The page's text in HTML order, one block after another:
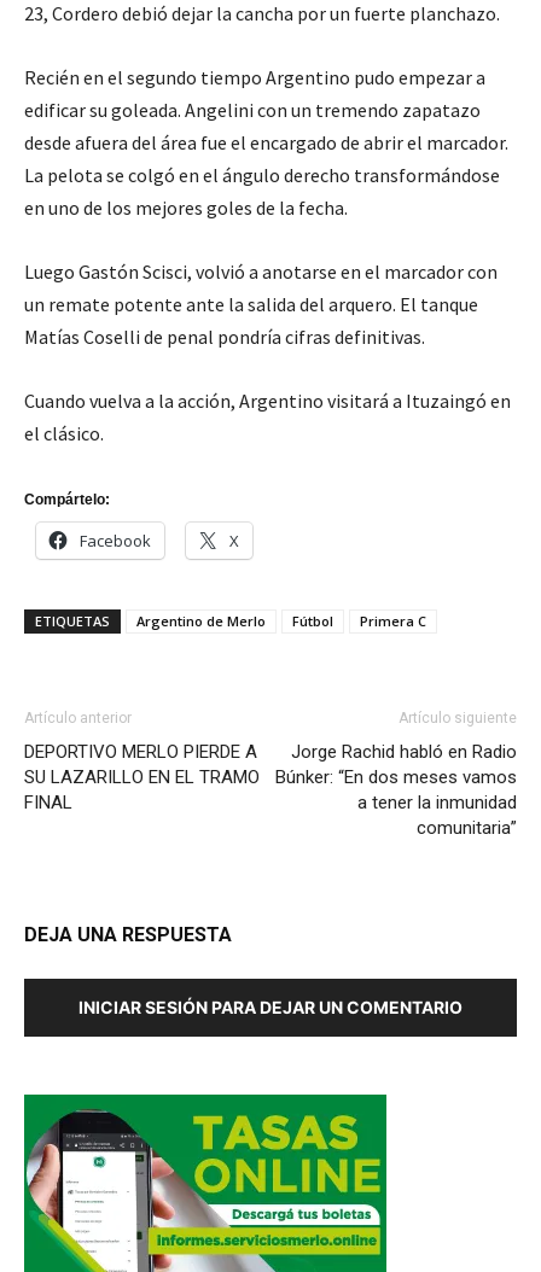
23, Cordero debió dejar la cancha por un fuerte planchazo.
Recién en el segundo tiempo Argentino pudo empezar a
edificar su goleada. Angelini con un tremendo zapatazo
desde afuera del área fue el encargado de abrir el marcador.
La pelota se colgó en el ángulo derecho transformándose
en uno de los mejores goles de la fecha.
Luego Gastón Scisci, volvió a anotarse en el marcador con
un remate potente ante la salida del arquero. El tanque
Matías Coselli de penal pondría cifras definitivas.
Cuando vuelva a la acción, Argentino visitará a Ituzaingó en
el clásico.
Compártelo:
Facebook X
ETIQUETAS Argentino de Merlo Fútbol Primera C
Artículo anterior
DEPORTIVO MERLO PIERDE A
SU LAZARILLO EN EL TRAMO
FINAL
Artículo siguiente
Jorge Rachid habló en Radio
Búnker: “En dos meses vamos
a tener la inmunidad
comunitaria”
DEJA UNA RESPUESTA
INICIAR SESIÓN PARA DEJAR UN COMENTARIO